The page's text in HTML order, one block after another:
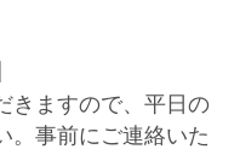
きますので、平日の
。事前にご連絡いた